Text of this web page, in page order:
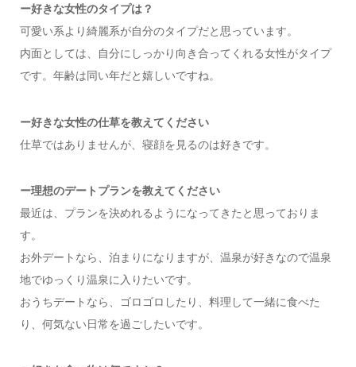
ー好きな女性のタイプは？
可愛い系より綺麗系が自分のタイプだと思っています。
内面としては、自分にしっかり向き合ってくれる女性がタイプ
です。年齢は同い年だと嬉しいですね。
ー好きな女性の仕草を教えてください
仕草ではありませんが、寝顔を見るのは好きです。
ー理想のデートプランを教えてください
最近は、プランを決めれるようになってきたと思っておりま
す。
お外デートなら、泊まりになりますが、温泉が好きなので温泉
地でゆっくり温泉に入りたいです。
おうちデートなら、ゴロゴロしたり、料理して一緒に食べた
り、何気ない日常を過ごしたいです。